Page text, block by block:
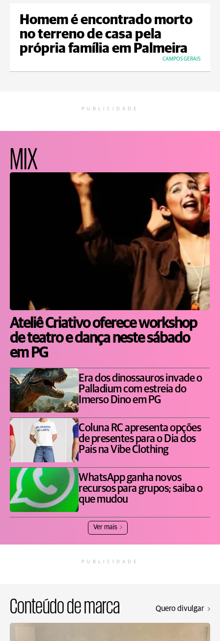
Homem é encontrado morto
no terreno de casa pela
própria família em Palmeira
CAMPOS GERAIS
PUBLICIDADE
MIX
Ateliê Criativo oferece workshop
de teatro e dança neste sábado
em PG
Era dos dinossauros invade o
Palladium com estreia do
Imerso Dino em PG
Coluna RC apresenta opções
de presentes para o Dia dos
Pais na Vibe Clothing
WhatsApp ganha novos
recursos para grupos; saiba o
que mudou
Ver mais
PUBLICIDADE
Conteúdo de marca Quero divulgar